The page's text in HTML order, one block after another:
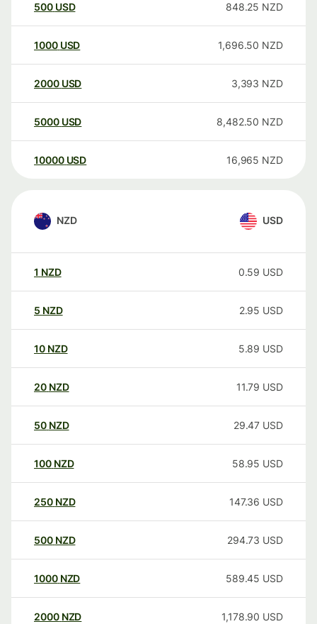
500 USD 848.25 NZD
1000 USD 1,696.50 NZD
2000 USD 3,393 NZD
5000 USD 8,482.50 NZD
10000 USD 16,965 NZD
NZD USD
1 NZD 0.59 USD
5 NZD 2.95 USD
10 NZD 5.89 USD
20 NZD 11.79 USD
50 NZD 29.47 USD
100 NZD 58.95 USD
250 NZD 147.36 USD
500 NZD 294.73 USD
1000 NZD 589.45 USD
2000 NZD 1,178.90 USD